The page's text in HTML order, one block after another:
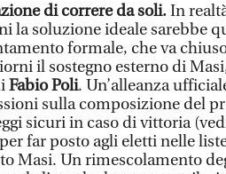
di correre da soli.In
la soluzione ideale sarebbe
formale, che va
il sostegno esterno di
Fabio Poli. Un’alleanza
sulla composizione del
sicuri in caso di vittoria
far posto agli eletti nelle
Masi. Un rimescolamento